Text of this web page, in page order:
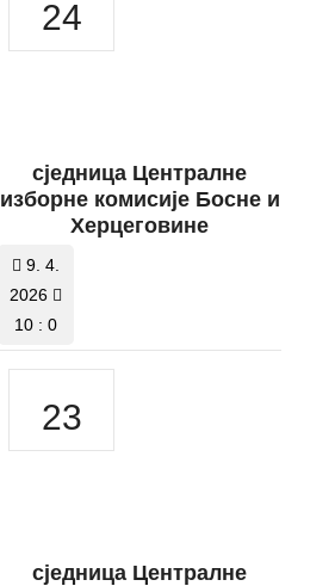
24
сједницa Централне
изборне комисије Босне и
Херцеговине
9. 4.
2026
10 : 0
23
сједница Централне